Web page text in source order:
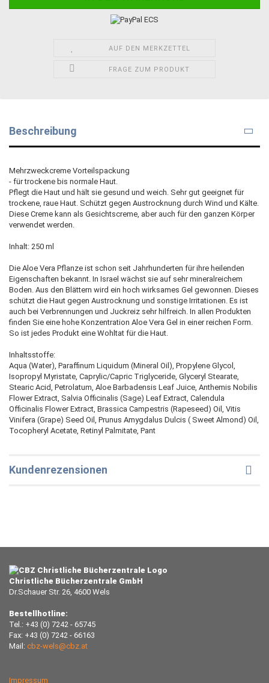
AUF DEN MERKZETTEL
FRAGE ZUM PRODUKT
Beschreibung
Mehrzweckcreme Vorteilspackung
- für trockene bis normale Haut.
Pflegt die Haut und hält sie gesund und weich. Sehr gut geeignet für
trockene, raue Haut. Schützt gegen Austrocknung durch Wind und Kälte.
Diese Creme kann als Gesichtscreme, aber auch für den ganzen Körper
verwendet werden.
Inhalt: 250 ml
Die Aloe Vera Pflanze ist schon seit Jahrhunderten für ihre heilenden
Eigenschaften bekannt. In Israel wächst sie auf sehr mineralreichem
Boden. Aus den Blättern wird ein hoch wirksames Gel gewonnen. Dieses
schützt die Haut gegen Austrocknung und sonstige Irritationen. Es ist
auch bei Verbrennungen und Juckreiz sehr hilfreich. In allen Produkten
finden Sie eine hohe Konzentration Aloe Vera Gel in einer reichen Form.
So ist jedes Produkt eine Wohltat für die Haut.
Inhaltsstoffe:
Aqua (Water), Paraffinum Liquidum (Mineral Oil), Propylene Glycol,
Isopropyl Myristate, Caprylic/Capric Triglyceride, Glyceryl Stearate,
Stearic Acid, Petrolatum, Aloe Barbadensis Leaf Juice, Anthemis Nobilis
Flower Extract, Salvia Officinalis (Sage) Leaf Extract, Calendula
Officinalis Flower Extract, Brassica Campestris (Rapeseed) Oil, Vitis
Vinifera (Grape) Seed Oil, Prunus Amygdalus Dulcis ( Sweet Almond) Oil,
Tocopheryl Acetate, Retinyl Palmitate, Pant
Kundenrezensionen
Christliche Bücherzentrale GmbH
Dr.Schauer Str. 26, 4600 Wels
Bestellhotline:
Tel.: +43 (0) 7242 - 65745
Fax: +43 (0) 7242 - 66163
Mail: cbz-wels@cbz.at
Impressum